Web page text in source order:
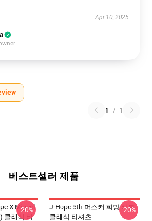
Apr 10, 2025
1 / 1
베스트셀러 제품
X Miguel
클래식 티
-20%
J-Hope 5th 머스커 희망 하트
클래식 티셔츠
-20%